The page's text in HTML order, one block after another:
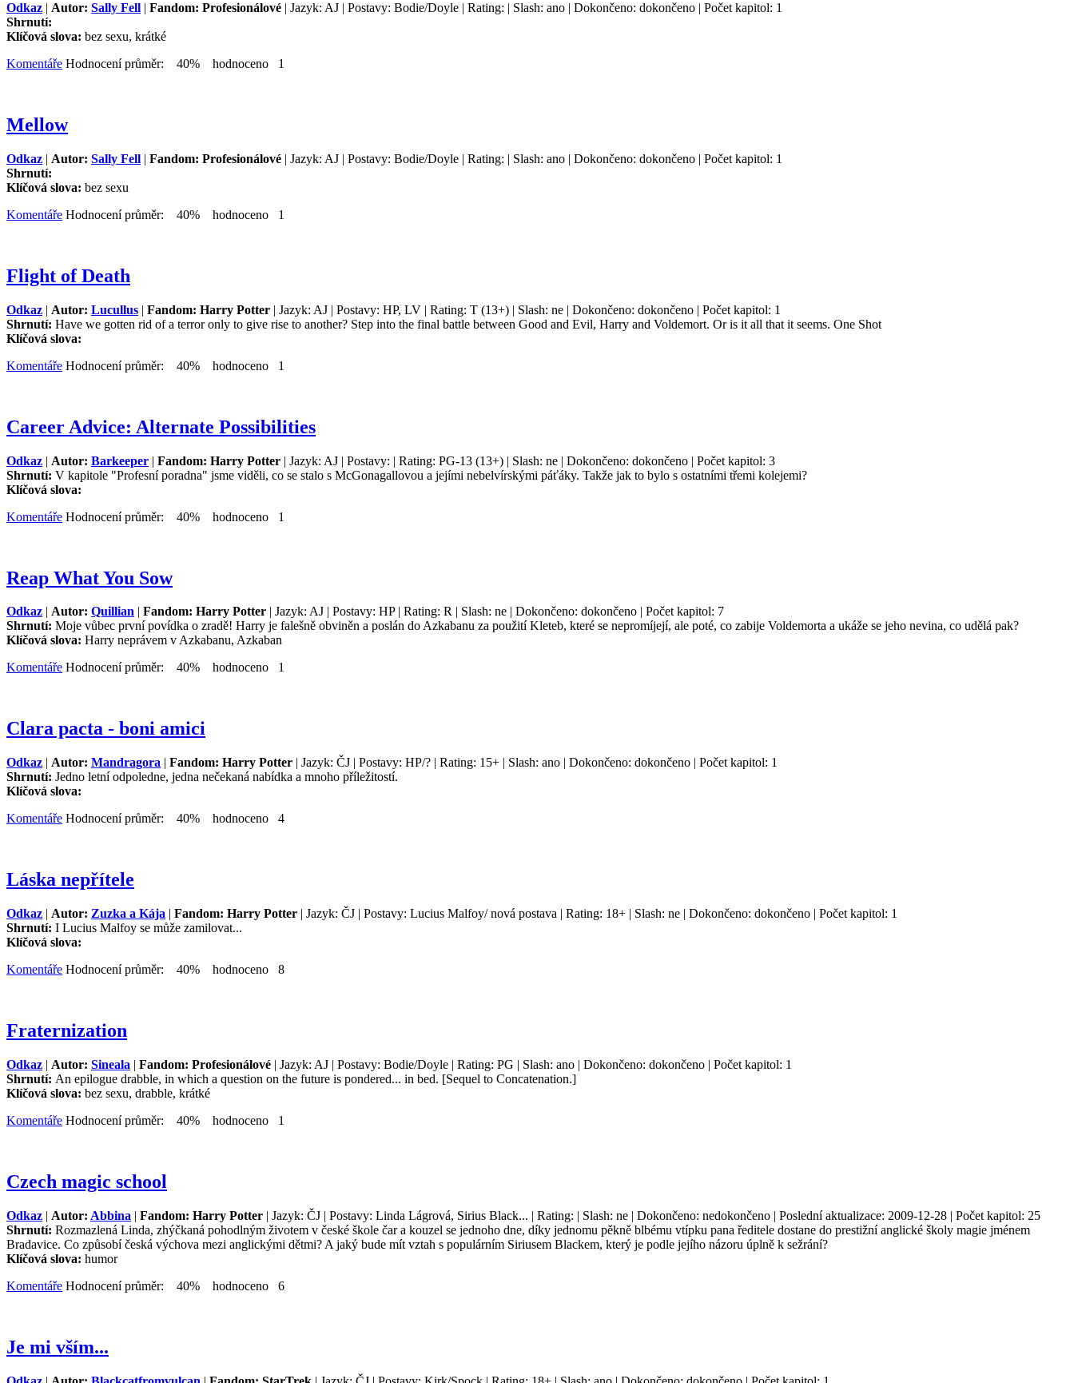
Odkaz | Autor: Sally Fell | Fandom: Profesionálové | Jazyk: AJ | Postavy: Bodie/Doyle | Rating: | Slash: ano | Dokončeno: dokončeno | Počet kapitol: 1
Shrnutí:
Klíčová slova: bez sexu, krátké
Komentáře Hodnocení průměr: 40% hodnoceno 1
Mellow
Odkaz | Autor: Sally Fell | Fandom: Profesionálové | Jazyk: AJ | Postavy: Bodie/Doyle | Rating: | Slash: ano | Dokončeno: dokončeno | Počet kapitol: 1
Shrnutí:
Klíčová slova: bez sexu
Komentáře Hodnocení průměr: 40% hodnoceno 1
Flight of Death
Odkaz | Autor: Lucullus | Fandom: Harry Potter | Jazyk: AJ | Postavy: HP, LV | Rating: T (13+) | Slash: ne | Dokončeno: dokončeno | Počet kapitol: 1
Shrnutí: Have we gotten rid of a terror only to give rise to another? Step into the final battle between Good and Evil, Harry and Voldemort. Or is it all that it seems. One Shot
Klíčová slova:
Komentáře Hodnocení průměr: 40% hodnoceno 1
Career Advice: Alternate Possibilities
Odkaz | Autor: Barkeeper | Fandom: Harry Potter | Jazyk: AJ | Postavy: | Rating: PG-13 (13+) | Slash: ne | Dokončeno: dokončeno | Počet kapitol: 3
Shrnutí: V kapitole "Profesní poradna" jsme viděli, co se stalo s McGonagallovou a jejími nebelvírskými páťáky. Takže jak to bylo s ostatními třemi kolejemi?
Klíčová slova:
Komentáře Hodnocení průměr: 40% hodnoceno 1
Reap What You Sow
Odkaz | Autor: Quillian | Fandom: Harry Potter | Jazyk: AJ | Postavy: HP | Rating: R | Slash: ne | Dokončeno: dokončeno | Počet kapitol: 7
Shrnutí: Moje vůbec první povídka o zradě! Harry je falešně obviněn a poslán do Azkabanu za použití Kleteb, které se nepromíjejí, ale poté, co zabije Voldemorta a ukáže se jeho nevina, co udělá pak?
Klíčová slova: Harry neprávem v Azkabanu, Azkaban
Komentáře Hodnocení průměr: 40% hodnoceno 1
Clara pacta - boni amici
Odkaz | Autor: Mandragora | Fandom: Harry Potter | Jazyk: ČJ | Postavy: HP/? | Rating: 15+ | Slash: ano | Dokončeno: dokončeno | Počet kapitol: 1
Shrnutí: Jedno letní odpoledne, jedna nečekaná nabídka a mnoho příležitostí.
Klíčová slova:
Komentáře Hodnocení průměr: 40% hodnoceno 4
Láska nepřítele
Odkaz | Autor: Zuzka a Kája | Fandom: Harry Potter | Jazyk: ČJ | Postavy: Lucius Malfoy/ nová postava | Rating: 18+ | Slash: ne | Dokončeno: dokončeno | Počet kapitol: 1
Shrnutí: I Lucius Malfoy se může zamilovat...
Klíčová slova:
Komentáře Hodnocení průměr: 40% hodnoceno 8
Fraternization
Odkaz | Autor: Sineala | Fandom: Profesionálové | Jazyk: AJ | Postavy: Bodie/Doyle | Rating: PG | Slash: ano | Dokončeno: dokončeno | Počet kapitol: 1
Shrnutí: An epilogue drabble, in which a question on the future is pondered... in bed. [Sequel to Concatenation.]
Klíčová slova: bez sexu, drabble, krátké
Komentáře Hodnocení průměr: 40% hodnoceno 1
Czech magic school
Odkaz | Autor: Abbina | Fandom: Harry Potter | Jazyk: ČJ | Postavy: Linda Lágrová, Sirius Black... | Rating: | Slash: ne | Dokončeno: nedokončeno | Poslední aktualizace: 2009-12-28 | Počet kapitol: 25
Shrnutí: Rozmazlená Linda, zhýčkaná pohodlným životem v české škole čar a kouzel se jednoho dne, díky jednomu pěkně blbému vtípku pana ředitele dostane do prestižní anglické školy magie jménem
Bradavice. Co způsobí česká výchova mezi anglickými dětmi? A jaký bude mít vztah s populárním Siriusem Blackem, který je podle jejího názoru úplně k sežrání?
Klíčová slova: humor
Komentáře Hodnocení průměr: 40% hodnoceno 6
Je mi vším...